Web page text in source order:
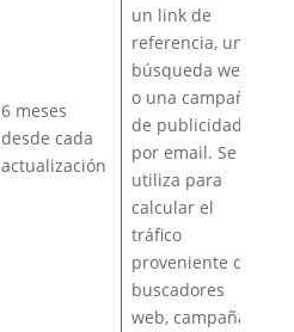
6 meses
desde cada
actualización
un link de
referencia, una
búsqueda web
o una campaña
de publicidad o
por email. Se
utiliza para
calcular el
tráfico
proveniente de
buscadores
web, campañas